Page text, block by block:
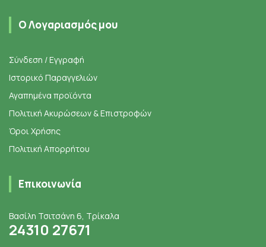
Ο Λογαριασμός μου
Σύνδεση / Εγγραφή
Ιστορικό Παραγγελιών
Αγαπημένα προϊόντα
Πολιτική Ακυρώσεων & Επιστροφών
Όροι Χρήσης
Πολιτική Απορρήτου
Επικοινωνία
Βασίλη Τσιτσάνη 6, Τρίκαλα
24310 27671